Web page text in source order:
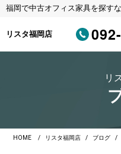
福岡で中古オフィス家具を探す
リスタ福岡店
リ
HOME リスタ福岡店 ブログ